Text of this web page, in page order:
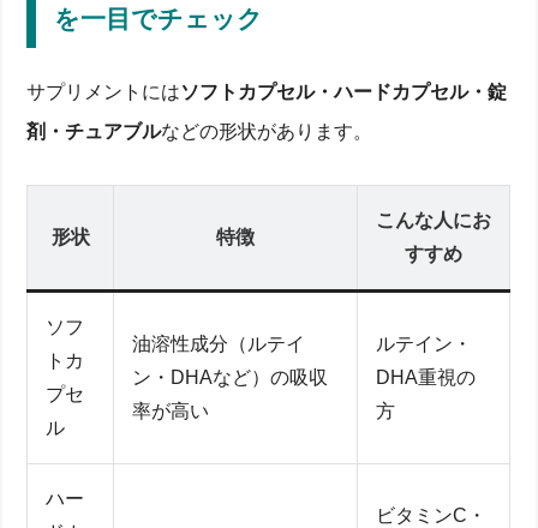
を一目でチェック
サプリメントにはソフトカプセル・ハードカプセル・錠
剤・チュアブルなどの形状があります。
形状 特徴
こんな人にお
すすめ
ソフ
トカ
プセ
ル
油溶性成分（ルテイ
ン・DHAなど）の吸収
率が高い
ルテイン・
DHA重視の
方
ハー
ビタミンC・